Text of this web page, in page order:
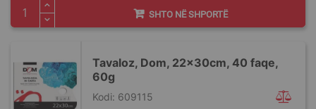
SHTO NË SHPORTË
Tavaloz, Dom, 22x30cm, 40 faqe,
60g
Kodi: 609115